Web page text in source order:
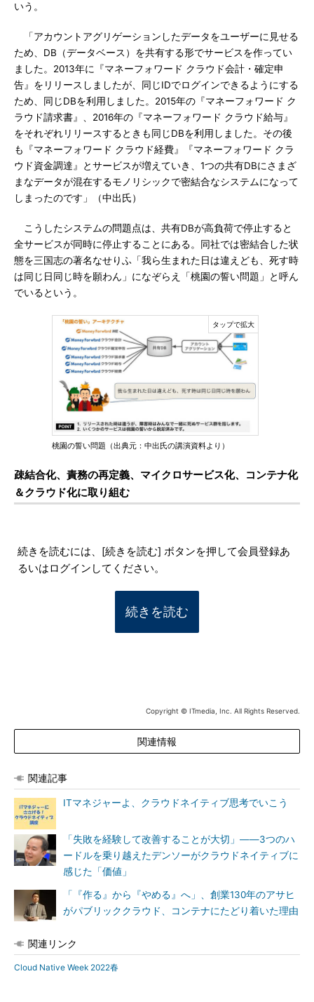
いう。
「アカウントアグリゲーションしたデータをユーザーに見せる
ため、DB（データベース）を共有する形でサービスを作ってい
ました。2013年に『マネーフォワード クラウド会計・確定申
告』をリリースしましたが、同じIDでログインできるようにする
ため、同じDBを利用しました。2015年の『マネーフォワード ク
ラウド請求書』、2016年の『マネーフォワード クラウド給与』
をそれぞれリリースするときも同じDBを利用しました。その後
も『マネーフォワード クラウド経費』『マネーフォワード クラ
ウド資金調達』とサービスが増えていき、1つの共有DBにさまざ
まなデータが混在するモノリシックで密結合なシステムになって
しまったのです」（中出氏）
こうしたシステムの問題点は、共有DBが高負荷で停止すると
全サービスが同時に停止することにある。同社では密結合した状
態を三国志の著名なせりふ「我ら生まれた日は違えども、死す時
は同じ日同じ時を願わん」になぞらえ「桃園の誓い問題」と呼ん
でいるという。
桃園の誓い問題（出典元：中出氏の講演資料より）
疎結合化、責務の再定義、マイクロサービス化、コンテナ化
＆クラウド化に取り組む
続きを読むには、[続きを読む] ボタンを押して会員登録あ
るいはログインしてください。
続きを読む
Copyright © ITmedia, Inc. All Rights Reserved.
関連情報
関連記事
ITマネジャーよ、クラウドネイティブ思考でいこう
「失敗を経験して改善することが大切」――3つのハ
ードルを乗り越えたデンソーがクラウドネイティブに
感じた「価値」
「『作る』から『やめる』へ」、創業130年のアサヒ
がパブリッククラウド、コンテナにたどり着いた理由
関連リンク
Cloud Native Week 2022春